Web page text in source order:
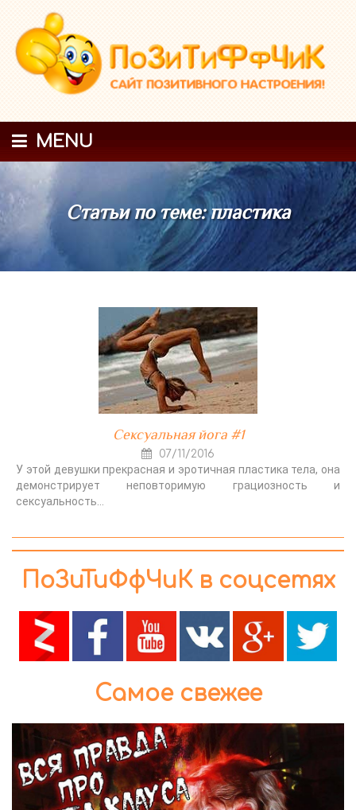
MENU
Статьи по теме: пластика
Сексуальная йога #1
07/11/2016
У этой девушки прекрасная и эротичная пластика тела, она
демонстрирует неповторимую грациозность и
сексуальность...
ПоЗиТиФфЧиК в соцсетях
Самое свежее